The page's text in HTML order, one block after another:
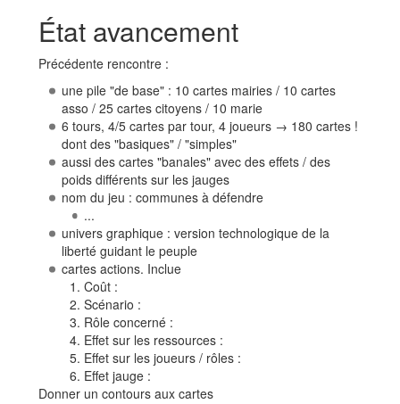
État avancement
Précédente rencontre :
une pile "de base" : 10 cartes mairies / 10 cartes
asso / 25 cartes citoyens / 10 marie
6 tours, 4/5 cartes par tour, 4 joueurs → 180 cartes !
dont des "basiques" / "simples"
aussi des cartes "banales" avec des effets / des
poids différents sur les jauges
nom du jeu : communes à défendre
...
univers graphique : version technologique de la
liberté guidant le peuple
cartes actions. Inclue
Coût :
Scénario :
Rôle concerné :
Effet sur les ressources :
Effet sur les joueurs / rôles :
Effet jauge :
Donner un contours aux cartes